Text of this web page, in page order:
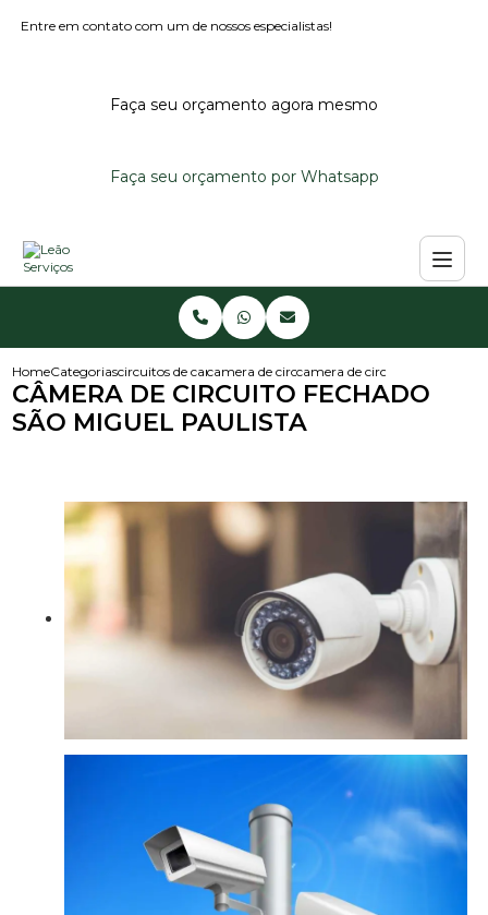
Entre em contato com um de nossos especialistas!
Faça seu orçamento agora mesmo
Faça seu orçamento por Whatsapp
HomeCategoriascircuitos de camerascamera de circuito fechadocamera de circuito fechado
CÂMERA DE CIRCUITO FECHADO
SÃO MIGUEL PAULISTA